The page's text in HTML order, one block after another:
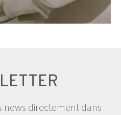
news directement dans